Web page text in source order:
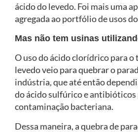
ácido do levedo. Foi mais uma
agregada ao portfólio de usos
Mas não tem usinas
O uso do ácido clorídrico para
levedo veio para quebrar o
indústria, que até então
do ácido sulfúrico e
contaminação bacteriana.
Dessa maneira, a quebra de